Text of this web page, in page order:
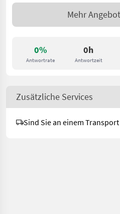
0%
Antwortrate
0h
Antwortzeit
Mehr
Zusätzliche Services
Sind Sie an einem